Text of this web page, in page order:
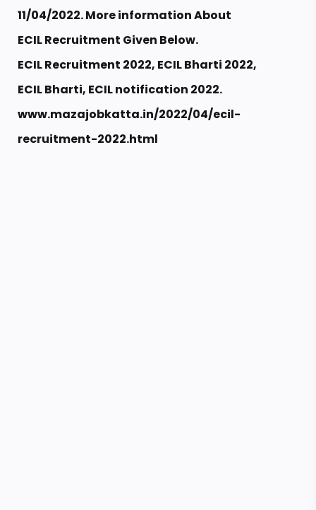
11/04/2022. More information About
ECIL Recruitment Given Below.
ECIL Recruitment 2022, ECIL Bharti 2022,
ECIL Bharti, ECIL notification 2022.
www.mazajobkatta.in/2022/04/ecil-
recruitment-2022.html